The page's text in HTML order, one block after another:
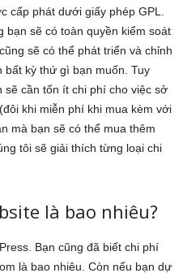
cấp phát dưới giấy phép GPL.
bạn sẽ có toàn quyền kiểm soát
sẽ có thể phát triển và chỉnh
bất kỳ thứ gì bạn muốn. Tuy
sẽ cần tốn ít chi phí cho việc sở
khi miễn phí khi mua kèm với
mà bạn sẽ có thể mua thêm
tôi sẽ giải thích từng loại chi
là bao nhiêu?
Bạn cũng đã biết chi phí
là bao nhiêu. Còn nếu bạn dự